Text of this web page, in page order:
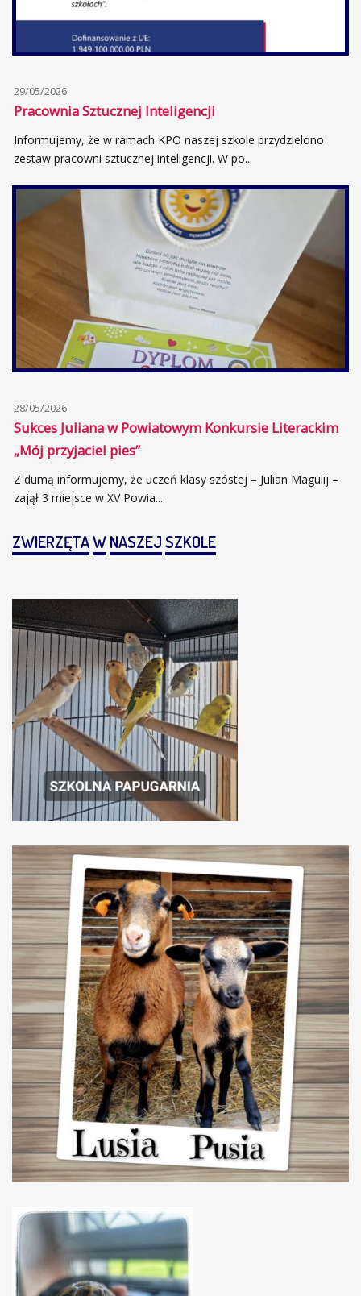
29/05/2026
Pracownia Sztucznej Inteligencji
Informujemy, że w ramach KPO naszej szkole przydzielono
zestaw pracowni sztucznej inteligencji. W po...
28/05/2026
Sukces Juliana w Powiatowym Konkursie Literackim
„Mój przyjaciel pies”
Z dumą informujemy, że uczeń klasy szóstej – Julian Magulij –
zajął 3 miejsce w XV Powia...
ZWIERZĘTAWNASZEJSZKOLE